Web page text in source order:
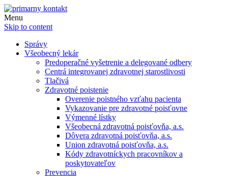
Menu
Skip to content
Správy
Všeobecný lekár
Predoperačné vyšetrenie a delegované odbery
Centrá integrovanej zdravotnej starostlivosti
Tlačivá
Zdravotné poistenie
Overenie poistného vzťahu pacienta
Vykazovanie pre zdravotné poisťovne
Výmenné lístky
Všeobecná zdravotná poisťovňa, a.s.
Dôvera zdravotná poisťovňa, a.s.
Union zdravotná poisťovňa, a.s.
Kódy zdravotníckych pracovníkov a
poskytovateľov
Prevencia